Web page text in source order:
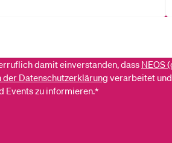
damit einverstanden, dass NEOS
der Datenschutzerklärung verarbeitet
Events zu informieren.*